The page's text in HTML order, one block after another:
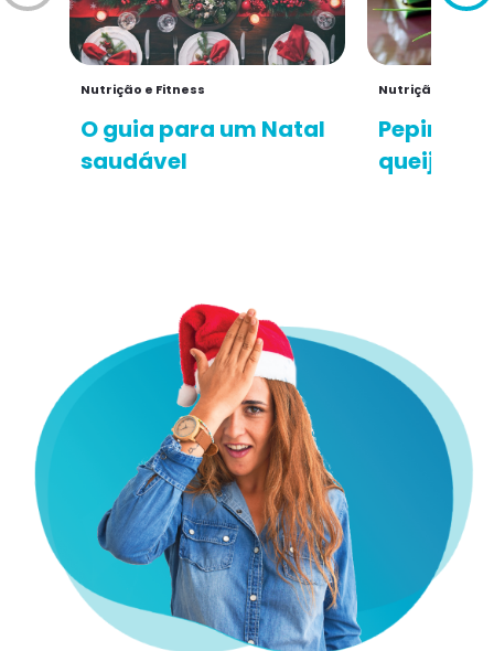
Nutrição e Fitness
O guia para um Natal
saudável
Nutrição e
Pepino e
queijo